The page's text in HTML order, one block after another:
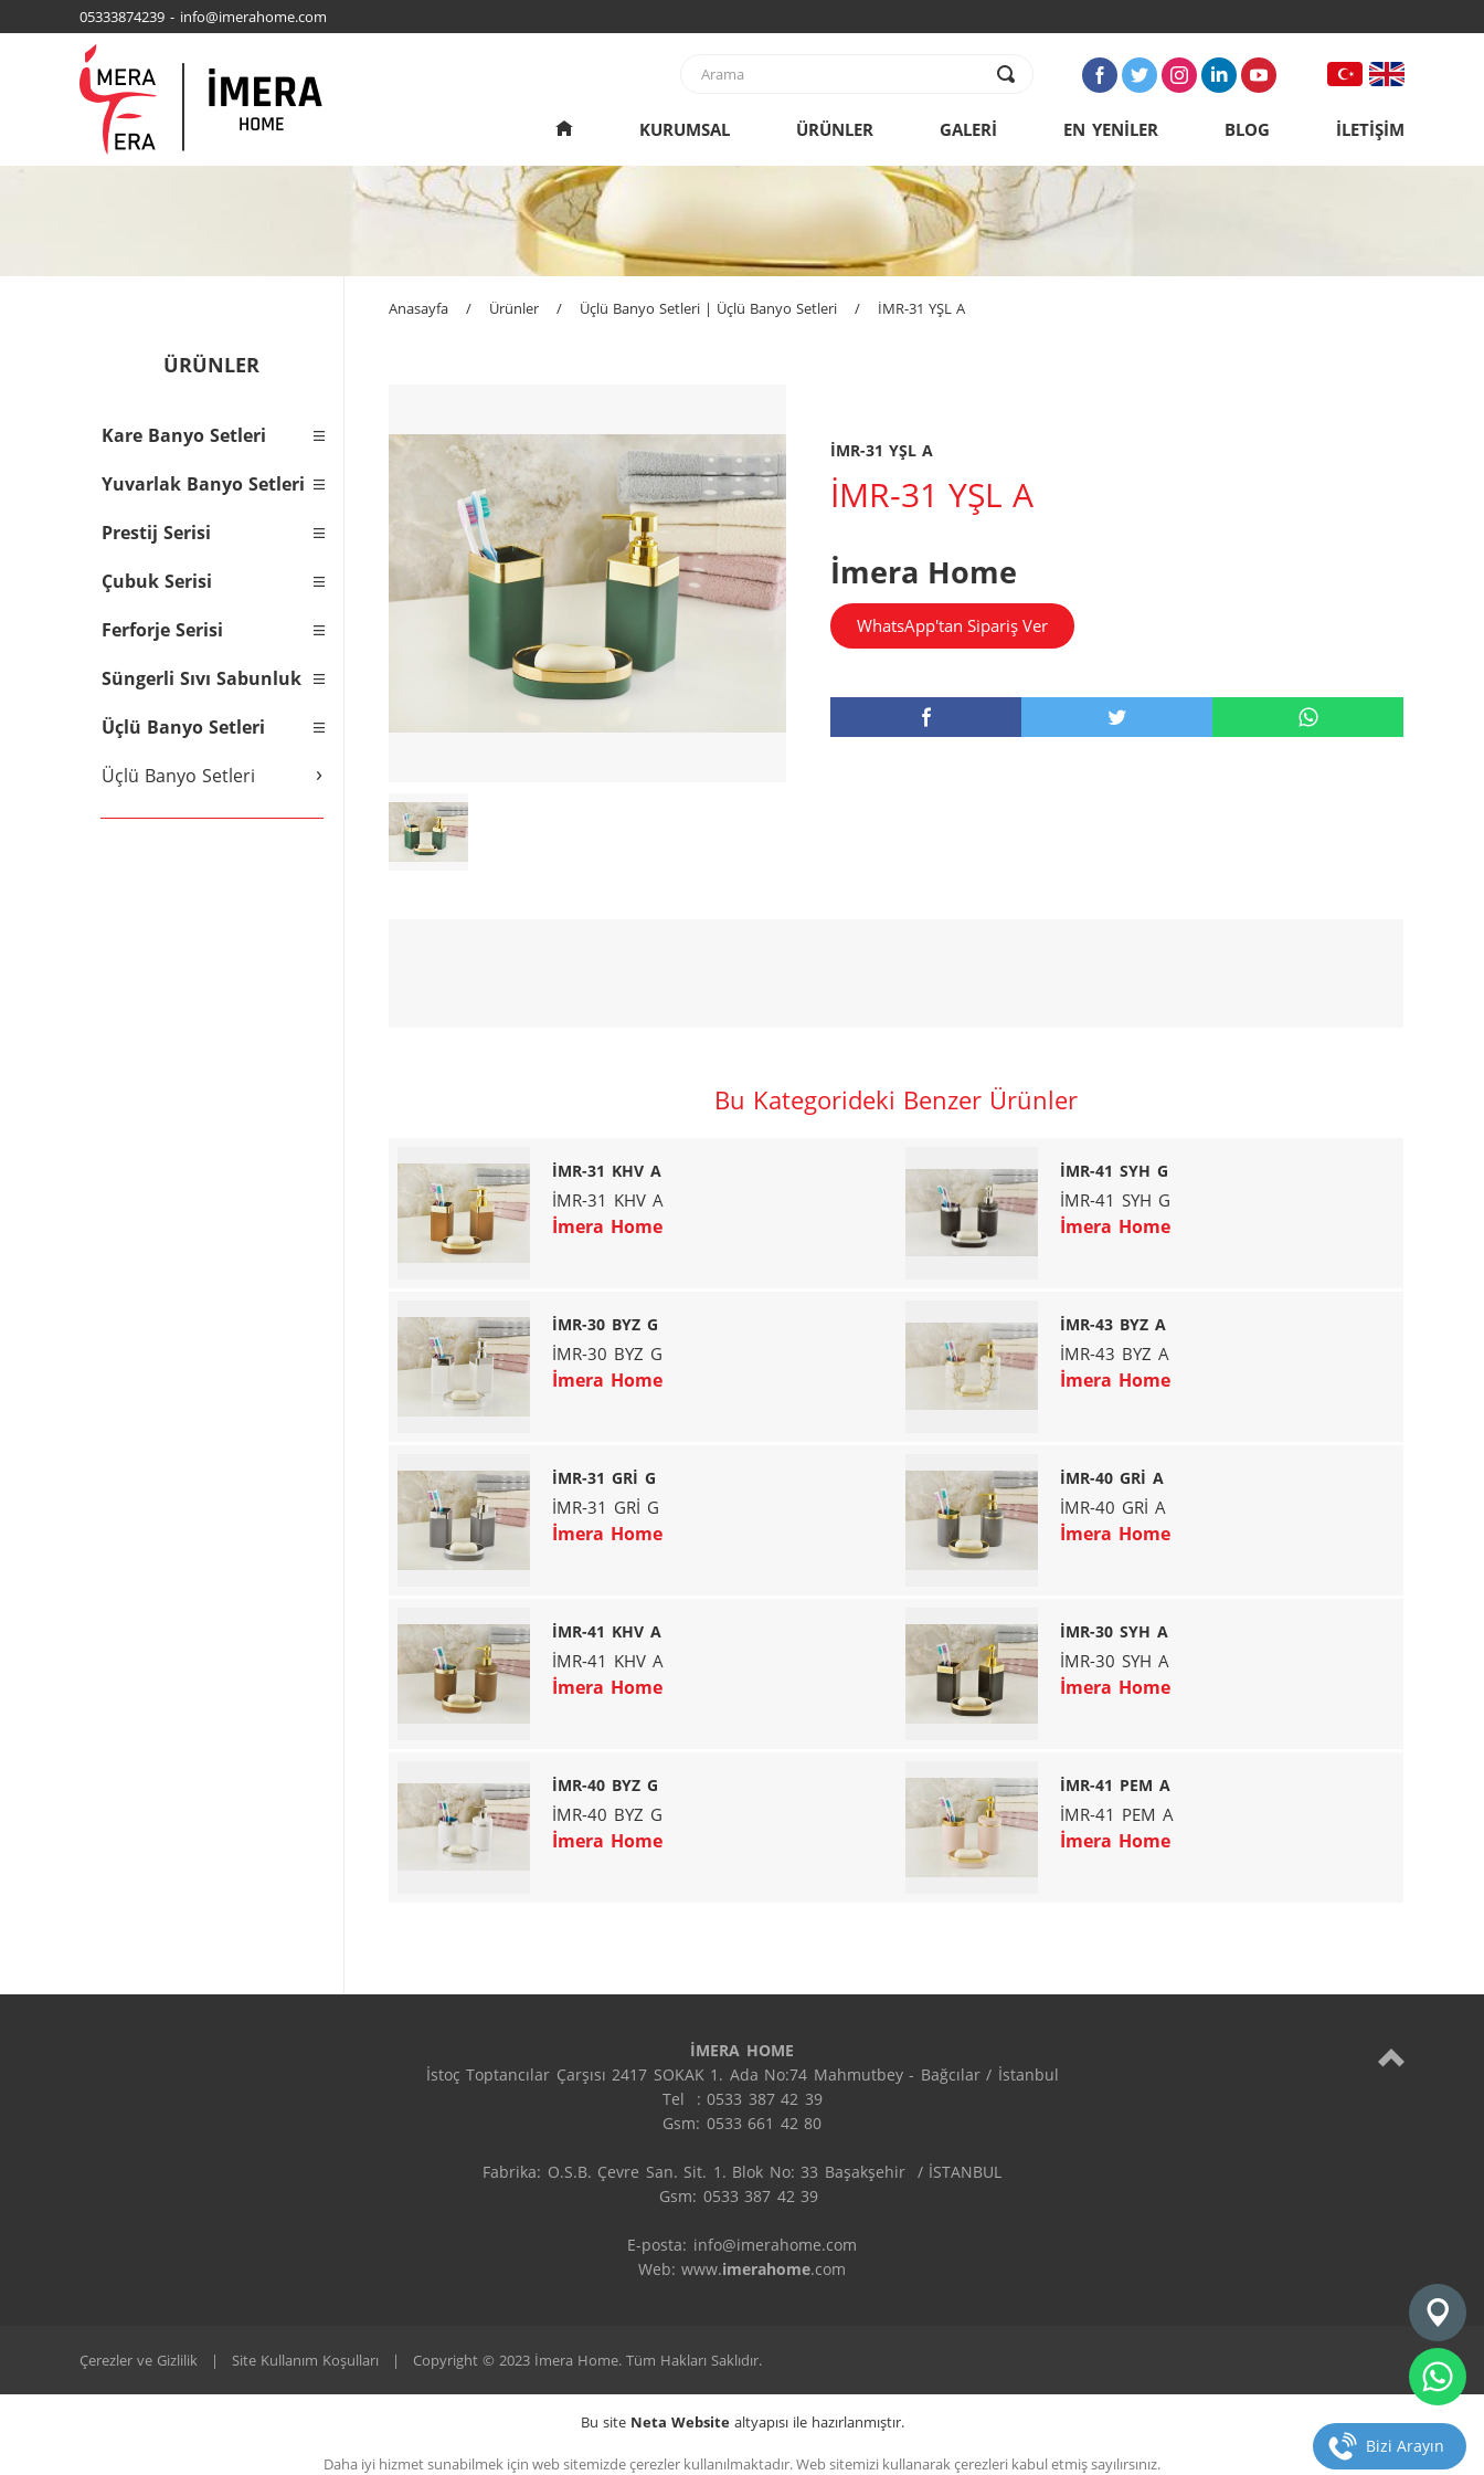
05333874239 - info@imerahome.com
KURUMSAL ÜRÜNLER GALERİ EN YENİLER BLOG İLETİŞİM
ÜRÜNLER
Kare Banyo Setleri
Yuvarlak Banyo Setleri
Prestij Serisi
Çubuk Serisi
Ferforje Serisi
Süngerli Sıvı Sabunluk
Üçlü Banyo Setleri
›
Üçlü Banyo Setleri
Anasayfa / Ürünler / Üçlü Banyo Setleri | Üçlü Banyo Setleri / İMR-31 YŞL A
İMR-31 YŞL A
İMR-31 YŞL A
İmera Home
WhatsApp'tan Sipariş Ver
Bu Kategorideki Benzer Ürünler
İMR-31 KHV A
İMR-31 KHV A
İmera Home
İMR-41 SYH G
İMR-41 SYH G
İmera Home
İMR-30 BYZ G
İMR-30 BYZ G
İmera Home
İMR-43 BYZ A
İMR-43 BYZ A
İmera Home
İMR-31 GRİ G
İMR-31 GRİ G
İmera Home
İMR-40 GRİ A
İMR-40 GRİ A
İmera Home
İMR-41 KHV A
İMR-41 KHV A
İmera Home
İMR-30 SYH A
İMR-30 SYH A
İmera Home
İMR-40 BYZ G
İMR-40 BYZ G
İmera Home
İMR-41 PEM A
İMR-41 PEM A
İmera Home
İMERA HOME
İstoç Toptancılar Çarşısı 2417 SOKAK 1. Ada No:74 Mahmutbey - Bağcılar / İstanbul
Tel  : 0533 387 42 39
Gsm: 0533 661 42 80
Fabrika: O.S.B. Çevre San. Sit. 1. Blok No: 33 Başakşehir  / İSTANBUL
Gsm: 0533 387 42 39
E-posta: info@imerahome.com
Web: www.imerahome.com
Çerezler ve Gizlilik | Site Kullanım Koşulları | Copyright © 2023 İmera Home. Tüm Hakları Saklıdır.
Bu site Neta Websitealtyapısı ile hazırlanmıştır.
Daha iyi hizmet sunabilmek için web sitemizde çerezler kullanılmaktadır. Web sitemizi kullanarak çerezleri kabul etmiş sayılırsınız.
Bizi Arayın